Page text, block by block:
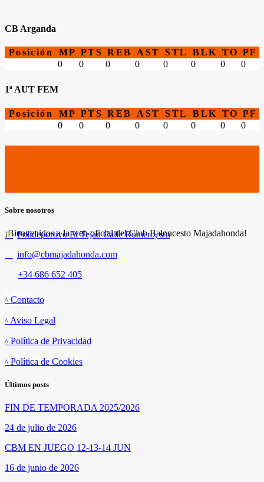
CB Arganda
Posición MP PTS REB AST STL BLK TO PF
0
0 0 0 0 0 0 0
1ª AUT FEM
Posición MP PTS REB AST STL BLK TO PF
0
0 0 0 0 0 0 0
Sobre nosotros
¡Bienvenidos a la web oficial del Club Baloncesto Majadahonda!
Polideportivo El Tejar. Calle Romero, s/n
info@cbmajadahonda.com
+34 686 652 405
Contacto
Aviso Legal
Política de Privacidad
Política de Cookies
Últimos posts
FIN DE TEMPORADA 2025/2026
24 de julio de 2026
CBM EN JUEGO 12-13-14 JUN
16 de junio de 2026